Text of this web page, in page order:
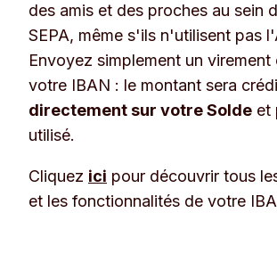
des amis et des proches au sein
SEPA, même s'ils n'utilisent pas
Envoyez simplement un
votre IBAN : le montant sera
directement sur votre Solde et
utilisé.
Cliquez ici pour découvrir tous
et les fonctionnalités de votre